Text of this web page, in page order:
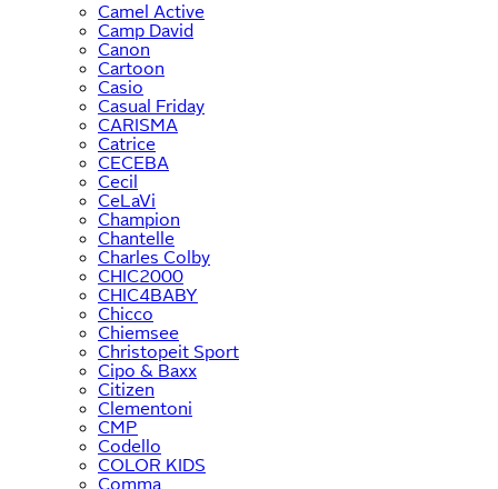
Camel Active
Camp David
Canon
Cartoon
Casio
Casual Friday
CARISMA
Catrice
CECEBA
Cecil
CeLaVi
Champion
Chantelle
Charles Colby
CHIC2000
CHIC4BABY
Chicco
Chiemsee
Christopeit Sport
Cipo & Baxx
Citizen
Clementoni
CMP
Codello
COLOR KIDS
Comma